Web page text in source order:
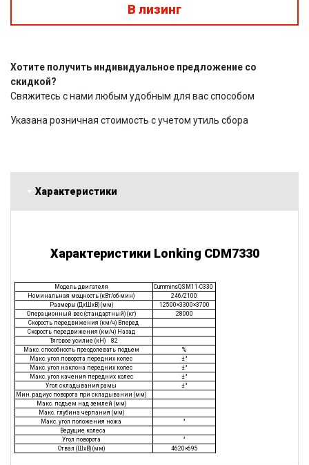
В лизинг
Хотите получить индивидуальное предложение со
скидкой?
Свяжитесь с нами любым удобным для вас способом
Указана розничная стоимость с учетом утиль сбора
Характеристики
Характеристики Lonking CDM7330
Модель двигателя
CumminsQSM11-C330
Номинальная мощность (кВт/об-мин)
246/2100
Размеры (ДхШхВ) (мм)
12500×3300×3700
Операционный вес (стандартный) (кг)
28000
Скорость передвижения (км/ч) Вперед
Скорость передвижения (км/ч) Назад
Тяговое усилие (кН) 82
Макс. способность преодолевать подъем
%
Макс. угол поворота передних колес
±°
Макс. угол наклона передних колес
±°
Макс. угол качения передних колес
±°
Угол складывания рамы
±°
Мин. радиус поворота при складывании (мм)
Макс. подъем над землей (мм)
Макс. глубина черпания (мм)
Макс. угол положения ножа
°
Ведущие колеса
Угол поворота
°
Отвал (ШхВ) (мм)
4620×695